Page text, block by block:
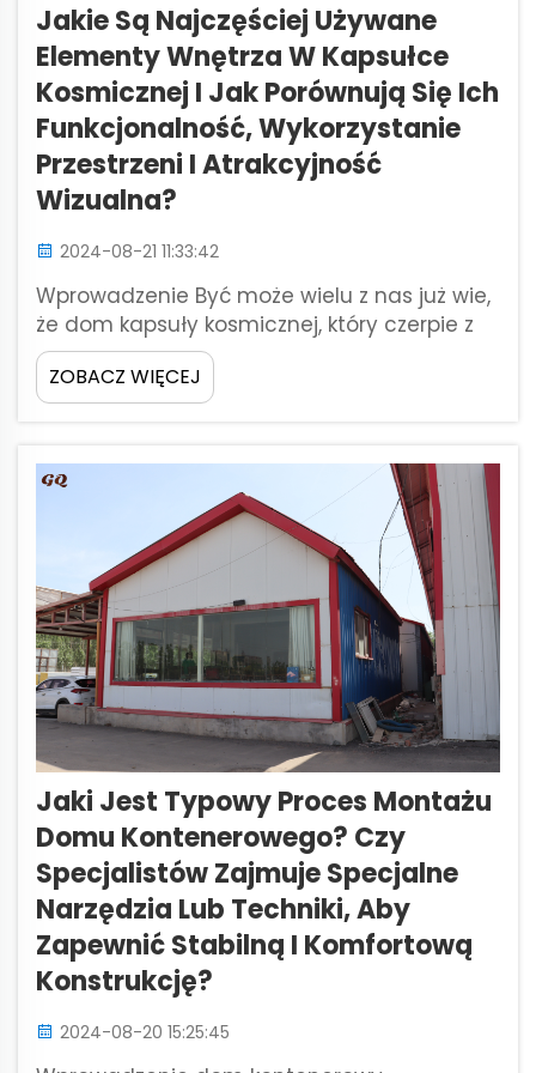
Jakie Są Najczęściej Używane
Elementy Wnętrza W Kapsułce
Kosmicznej I Jak Porównują Się Ich
Funkcjonalność, Wykorzystanie
Przestrzeni I Atrakcyjność
Wizualna?
2024-08-21 11:33:42
Wprowadzenie Być może wielu z nas już wie,
że dom kapsuły kosmicznej, który czerpie z
astronautów ciasne środowisko życia w
kapsułach podczas podróży do i z powrotem
części naszego układu słonecznego jest
funkcjonalnej formie....
ZOBACZ WIĘCEJ
Jaki Jest Typowy Proces Montażu
Domu Kontenerowego? Czy
Specjalistów Zajmuje Specjalne
Narzędzia Lub Techniki, Aby
Zapewnić Stabilną I Komfortową
Konstrukcję?
2024-08-20 15:25:45